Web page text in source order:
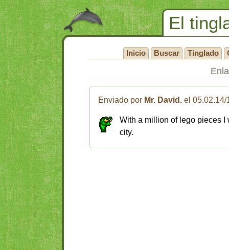
El
Inicio Buscar Tinglado
Enviado por Mr. David. el
With a million of lego pieces
city.